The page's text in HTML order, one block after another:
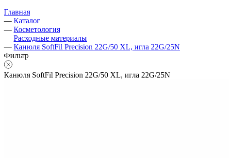
Главная
— Каталог
— Косметология
— Расходные материалы
— Канюля SoftFil Precision 22G/50 XL, игла 22G/25N
Фильтр
Канюля SoftFil Precision 22G/50 XL, игла 22G/25N